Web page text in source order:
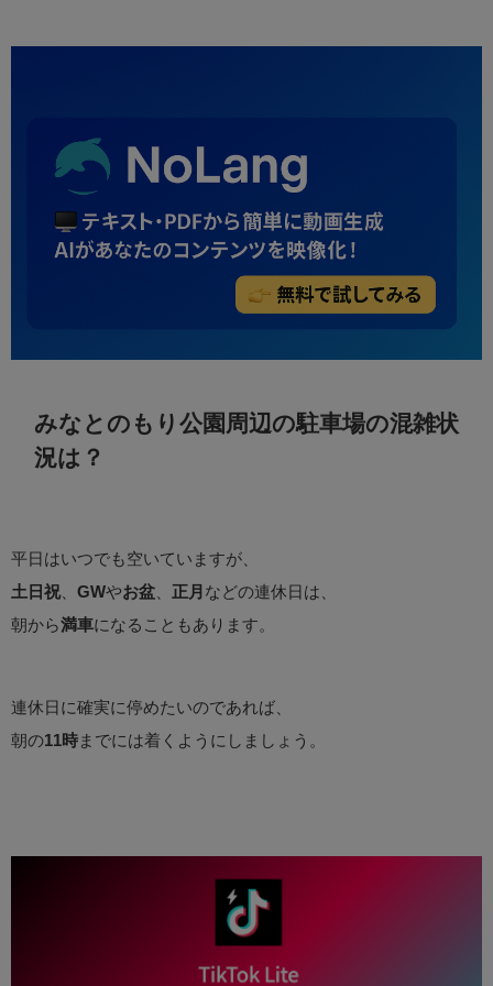
みなとのもり公園周辺の駐車場の混雑状
況は？
平日はいつでも空いていますが、
土日祝
GWや お盆 正月 などの連休日は、
朝から満車になることもあります。
連休日に確実に停めたいのであれば、
朝の11時 までには着くようにしましょう。